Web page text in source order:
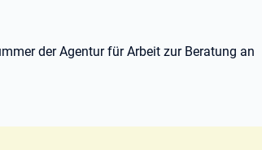
der Agentur für Arbeit zur Beratung an